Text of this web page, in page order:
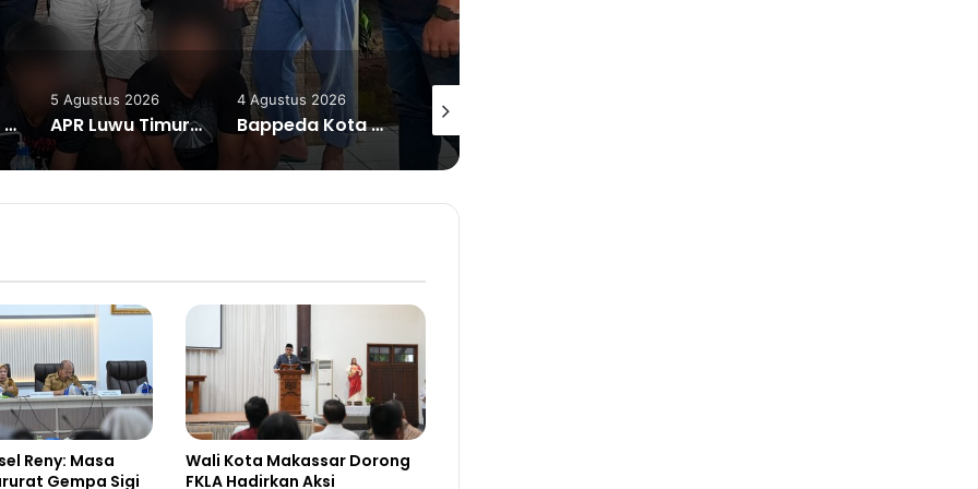
Digital
APR Luwu Timur Datangi DPD PDI Perjuangan Sulsel, Desak Evaluasi Ketua DPRD Lutim
4 Agustus 2026
Bappeda Kota Palu Kick Off Bimtek Penginputan dan Pengukuran IPKD TA 2025
4 Agustus 2026
Pegiat Hukum Muhammad Yamin Bedah Akar Konflik Agraria Laoli Luwu Timur, Soroti Tiga Dugaan Persoalan Administrasi Pertanahan
Reny: Masa
Gempa Sigi
Wali Kota Makassar Dorong
FKLA Hadirkan Aksi